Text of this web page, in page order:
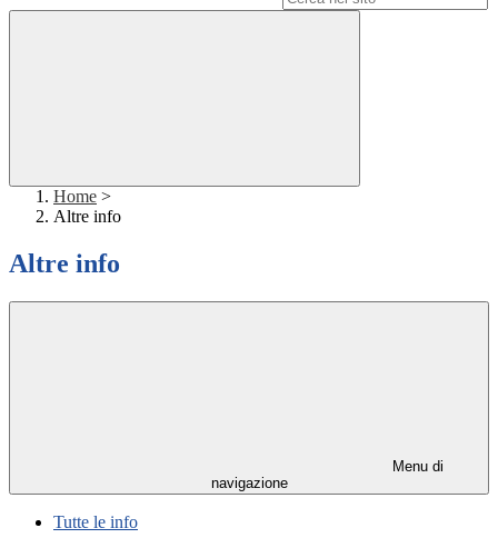
Home >
Altre info
Altre info
Menu di
navigazione
Tutte le info